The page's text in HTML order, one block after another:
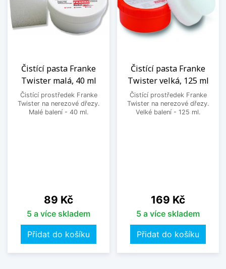
Čistící pasta Franke
Twister malá, 40 ml
Čistící prostředek Franke
Twister na nerezové dřezy.
Malé balení - 40 ml.
Cena
89 Kč
5 a více skladem
Přidat do košíku
Čistící pasta Franke
Twister velká, 125 ml
Čistící prostředek Franke
Twister na nerezové dřezy.
Velké balení - 125 ml.
Cena
169 Kč
5 a více skladem
Přidat do košíku